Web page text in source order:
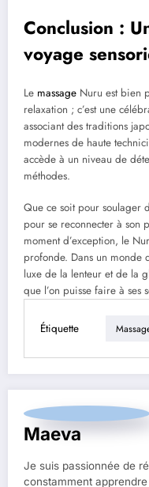
Conclusion :
voyage
Le massage Nuru est bien
relaxation ; c’est une
associant des traditions
modernes de haute
accède à un niveau de
méthodes.
Que ce soit pour soulager
pour se reconnecter à son
moment d’exception, le
profonde. Dans un monde
luxe de la lenteur et de la
que l’on puisse faire à ses
Étiquette
Maeva
Je suis passionnée de
constamment apprendre